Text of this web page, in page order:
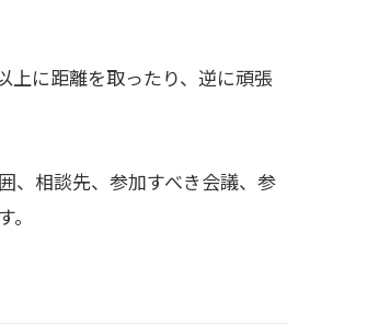
上に距離を取ったり、逆に頑張
、相談先、参加すべき会議、参